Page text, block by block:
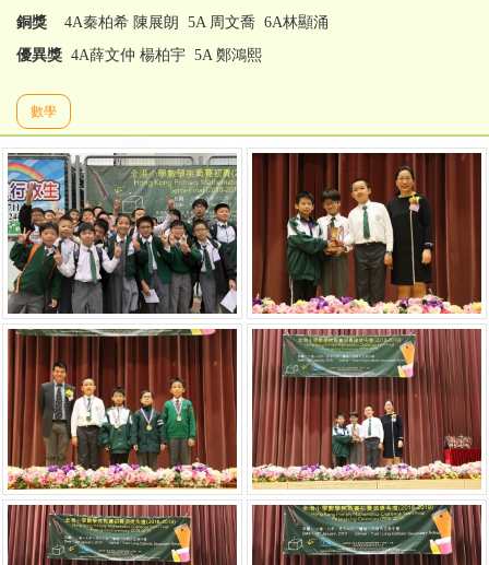
銅獎
4A秦柏希 陳展朗 5A 周文喬 6A林顯涌
優異獎 4A薛文仲 楊柏宇 5A 鄭鴻熙
數學